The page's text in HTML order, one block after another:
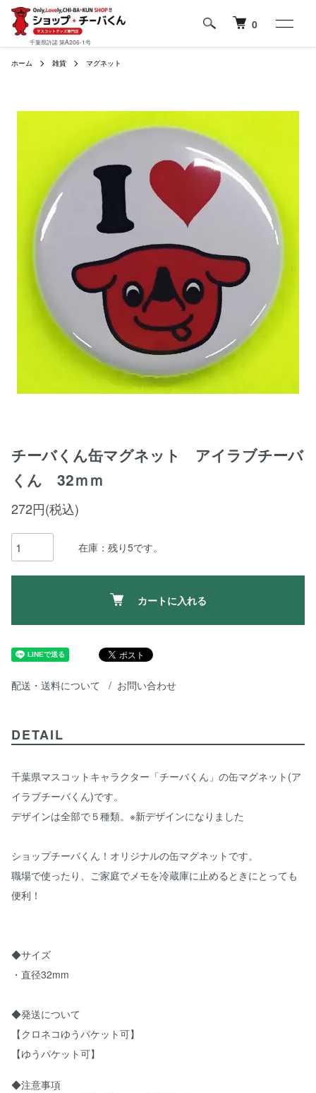
千葉県許諾 第A206-1号
0
ホーム 雑貨 マグネット
チーバくん缶マグネット アイラブチーバ
くん 32ｍｍ
272円(税込)
在庫：残り5です。
カートに入れる
配送・送料について お問い合わせ
DETAIL
千葉県マスコットキャラクター「チーバくん」の缶マグネット(ア
イラブチーバくん)です。
デザインは全部で５種類。※新デザインになりました
ショップチーバくん！オリジナルの缶マグネットです。
職場で使ったり、ご家庭でメモを冷蔵庫に止めるときにとっても
便利！
◆サイズ
・直径32mm
◆発送について
【クロネコゆうパケット可】
【ゆうパケット可】
◆注意事項